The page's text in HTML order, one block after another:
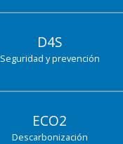
D4S
Seguridad y prevención
ECO2
Descarbonización